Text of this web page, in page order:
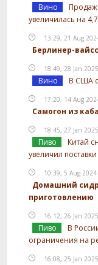
Вино
увеличилась на
13:29, 21 Aug
Берлинер-
18:49, 28 Jan 2025
Вино В США
17:20, 14 Aug
Самогон из
18:45, 27 Jan 2025
Пиво
Китай
увеличил
10:39, 5 Aug 2024
Домашний
приготовлению
16:12, 26 Jan 2025
Пиво
В
ограничения на
16:08, 25 Jan 2025